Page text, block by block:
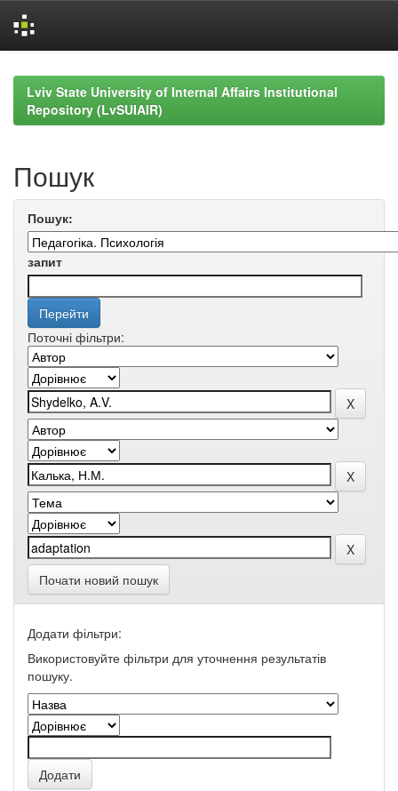
navigationLviv State University of Internal Affairs Institutional
Repository (LvSUIAIR)
Пошук
Пошук:
запит
Поточні фільтри:
Почати новий пошук
Додати фільтри:
Використовуйте фільтри для уточнення результатів
пошуку.